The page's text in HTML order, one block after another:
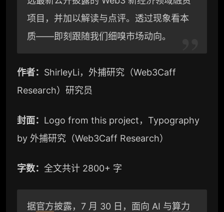
r
a
m
e
i
b
n
k
项目，并加以解读与点评。透过现象看本
质——即刻跟随我们细嗅市场动向。
作者： ShirleyLi，外捕研究（Web3Caff
Research）研究员
封面： Logo from this project，Typography
by 外捕研究（Web3Caff Research）
字数： 全文共计 2800+ 字
据官方披露，7 月 30 日，面向 AI 与算力